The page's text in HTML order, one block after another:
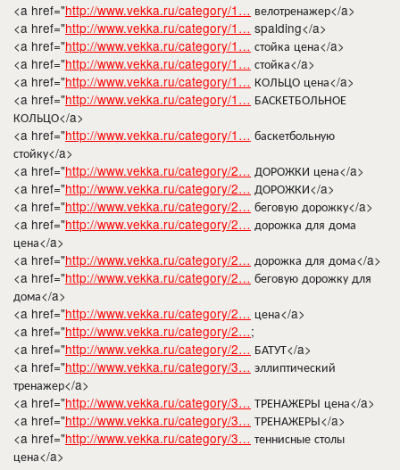
<a href="http://www.vekka.ru/category/1… велотренажер</a>
<a href="http://www.vekka.ru/category/1… spalding</a>
<a href="http://www.vekka.ru/category/1… стойка цена</a>
<a href="http://www.vekka.ru/category/1… стойка</a>
<a href="http://www.vekka.ru/category/1… КОЛЬЦО цена</a>
<a href="http://www.vekka.ru/category/1… БАСКЕТБОЛЬНОЕ
КОЛЬЦО</a>
<a href="http://www.vekka.ru/category/1… баскетбольную
стойку</a>
<a href="http://www.vekka.ru/category/2… ДОРОЖКИ цена</a>
<a href="http://www.vekka.ru/category/2… ДОРОЖКИ</a>
<a href="http://www.vekka.ru/category/2… беговую дорожку</a>
<a href="http://www.vekka.ru/category/2… дорожка для дома
цена</a>
<a href="http://www.vekka.ru/category/2… дорожка для дома</a>
<a href="http://www.vekka.ru/category/2… беговую дорожку для
дома</a>
<a href="http://www.vekka.ru/category/2… цена</a>
<a href="http://www.vekka.ru/category/2…;
<a href="http://www.vekka.ru/category/2… БАТУТ</a>
<a href="http://www.vekka.ru/category/3… эллиптический
тренажер</a>
<a href="http://www.vekka.ru/category/3… ТРЕНАЖЕРЫ цена</a>
<a href="http://www.vekka.ru/category/3… ТРЕНАЖЕРЫ</a>
<a href="http://www.vekka.ru/category/3… теннисные столы
цена</a>